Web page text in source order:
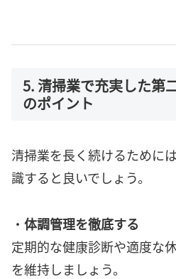
5. 清掃業で充実した第
のポイント
清掃業を長く続けるために
識すると良いでしょう。
・ 体調管理を徹底する
定期的な健康診断や適度な
を維持しましょう。